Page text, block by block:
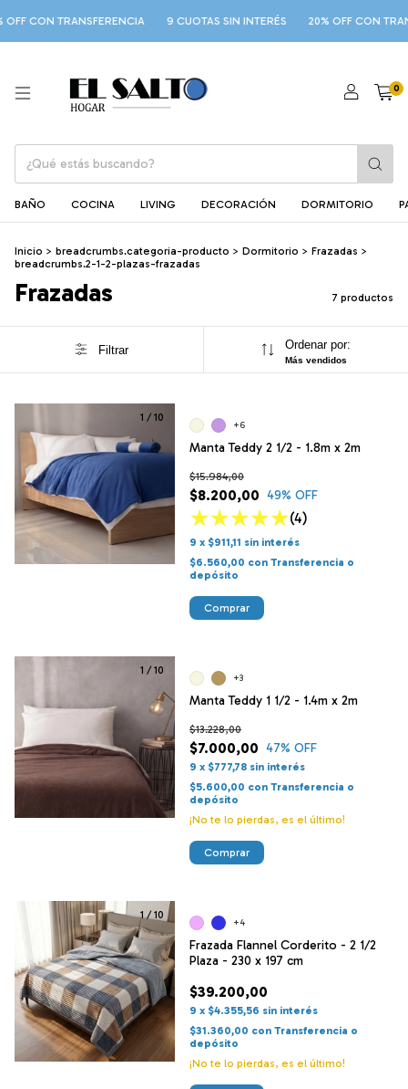
CON TRANSFERENCIA 9 CUOTAS SIN INTERÉS 20% OFF CON
0
BAÑO COCINA LIVING DECORACIÓN DORMITORIO
Inicio > breadcrumbs.categoria-producto > Dormitorio > Frazadas >
breadcrumbs.2-1-2-plazas-frazadas
Frazadas 7 productos
Filtrar Ordenar por:
Más vendidos
1 / 10
Manta Teddy 2 1/2 - 1.8m x 2m
$8.200,00
$15.984,00
49% OFF
(4)
9 x $911,11 sin interés
$6.560,00 con Transferencia o
depósito
+6
Comprar
1 /10
Manta Teddy 1 1/2 - 1.4m x 2m
$7.000,00
$13.228,00
47% OFF
9 x $777,78 sin interés
$5.600,00 con Transferencia o
depósito
¡No te lo pierdas, es el último!
+3
Comprar
1/10
Frazada Flannel Corderito - 2 1/2
Plaza - 230 x 197 cm
$39.200,00
9 x $4.355,56 sin interés
$31.360,00 con Transferencia o
depósito
¡No te lo pierdas, es el último!
+4